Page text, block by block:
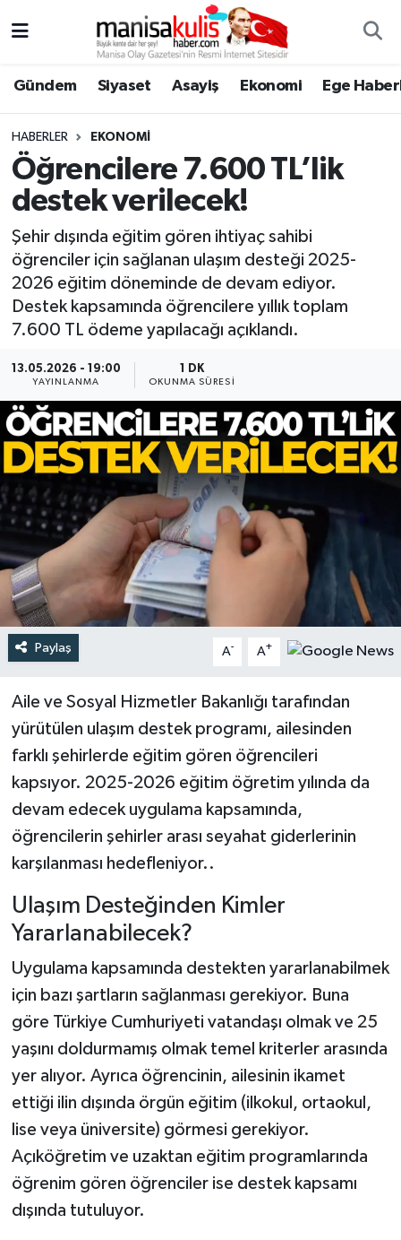
Gündem Siyaset Asayiş Ekonomi Ege
HABERLER EKONOMI
Öğrencilere 7.600 TL’lik
destek verilecek!
Şehir dışında eğitim gören ihtiyaç sahibi
öğrenciler için sağlanan ulaşım desteği 2025-
2026 eğitim döneminde de devam ediyor.
Destek kapsamında öğrencilere yıllık toplam
7.600 TL ödeme yapılacağı açıklandı.
13.05.2026 - 19:00
YAYINLANMA
1 DK
OKUNMA SÜRESI
Paylaş A- A+
Aile ve Sosyal Hizmetler Bakanlığı tarafından
yürütülen ulaşım destek programı, ailesinden
farklı şehirlerde eğitim gören öğrencileri
kapsıyor. 2025-2026 eğitim öğretim yılında da
devam edecek uygulama kapsamında,
öğrencilerin şehirler arası seyahat giderlerinin
karşılanması hedefleniyor..
Ulaşım Desteğinden Kimler
Yararlanabilecek?
Uygulama kapsamında destekten yararlanabilmek
için bazı şartların sağlanması gerekiyor. Buna
göre Türkiye Cumhuriyeti vatandaşı olmak ve 25
yaşını doldurmamış olmak temel kriterler arasında
yer alıyor. Ayrıca öğrencinin, ailesinin ikamet
ettiği ilin dışında örgün eğitim (ilkokul, ortaokul,
lise veya üniversite) görmesi gerekiyor.
Açıköğretim ve uzaktan eğitim programlarında
öğrenim gören öğrenciler ise destek kapsamı
dışında tutuluyor.
Ege Haberleri
Ekonomi
Genel
Gündem
Resmi İlan
Spor
Türkiye
Yaşam
Yunusemre Hava Durumu
Yunusemre Trafik Yoğunluk Haritası
Süper Lig Puan Durumu ve Fikstür
Tüm Manşetler
Son Dakika Haberleri